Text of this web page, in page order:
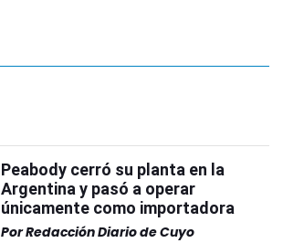
Peabody cerró su planta en la
Argentina y pasó a operar
únicamente como importadora
PorRedacción Diario de Cuyo